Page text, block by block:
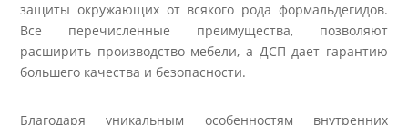
защиты окружающих от всякого рода формальдегидов.
Все перечисленные преимущества, позволяют
расширить производство мебели, а ДСП дает гарантию
большего качества и безопасности.
Благодаря уникальным особенностям внутренних